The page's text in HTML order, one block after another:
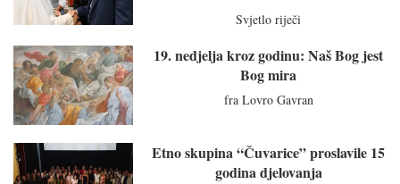
Svjetlo riječi
19. nedjelja kroz godinu: Naš Bog jest
Bog mira
fra Lovro Gavran
Etno skupina “Čuvarice” proslavile 15
godina djelovanja